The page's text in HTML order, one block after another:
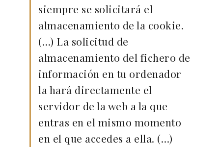
siempre se solicitará el
almacenamiento de la cookie.
(…) La solicitud de
almacenamiento del fichero de
información en tu ordenador
la hará directamente el
servidor de la web a la que
entras en el mismo momento
en el que accedes a ella. (…)